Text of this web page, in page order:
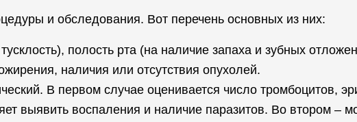
и обследования. Вот перечень основных из них:
полость рта (на наличие запаха и зубных
наличия или отсутствия опухолей.
В первом случае оценивается число тромбоцитов,
выявить воспаления и наличие паразитов. Во втором –